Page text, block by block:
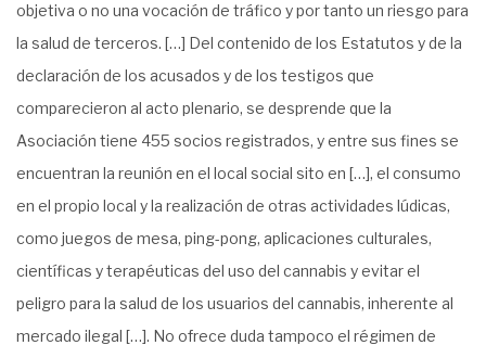
objetiva o no una vocación de tráfico y por tanto un riesgo para
la salud de terceros. […] Del contenido de los Estatutos y de la
declaración de los acusados y de los testigos que
comparecieron al acto plenario, se desprende que la
Asociación tiene 455 socios registrados, y entre sus fines se
encuentran la reunión en el local social sito en […], el consumo
en el propio local y la realización de otras actividades lúdicas,
como juegos de mesa, ping-pong, aplicaciones culturales,
científicas y terapéuticas del uso del cannabis y evitar el
peligro para la salud de los usuarios del cannabis, inherente al
mercado ilegal […]. No ofrece duda tampoco el régimen de